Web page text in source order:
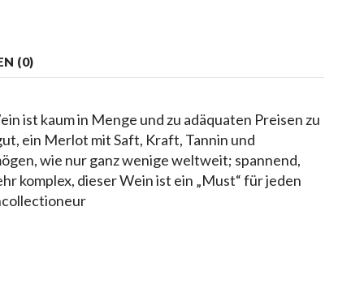
(0)
ist kaum in Menge und zu adäquaten Preisen zu
ein Merlot mit Saft, Kraft, Tannin und
wie nur ganz wenige weltweit; spannend,
komplex, dieser Wein ist ein „Must“ für jeden